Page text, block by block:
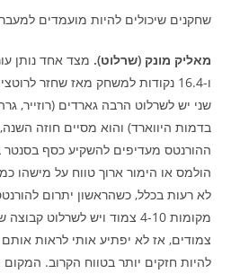
שחקנים שיכולים להיות מועמדים למעבר
מאליק מונק (שרלוט).
ו-16.4 נקודות למשחק מאז שחזר
שני יש לשרלוט הרבה גארדים (רוזייר,
בדמות היווארד) והוא מסיים חוזה
ההורנטס מעדיפים להשקיע כסף בסנטר
הולמס או הימור ארוך טווח על מישהו
לא רעות בכלל, כשהראשון יתרום
מקומות 4-10 צמוד ויש לשרלוט
צמודים, אז לא יפתיע אותי לראות
להיות חזקים יותר בטווח הקרוב. המקום